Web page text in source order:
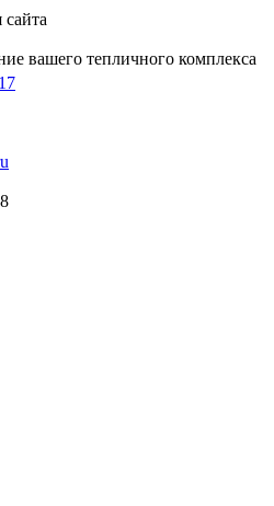
вашего тепличного комплекса